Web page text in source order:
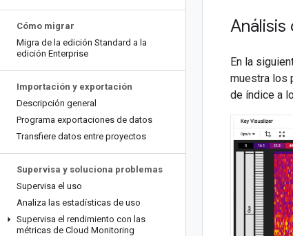
Cómo migrar
Migra de la edición Standard a la
edición Enterprise
Importación y exportación
Descripción general
Programa exportaciones de datos
Transfiere datos entre proyectos
Supervisa y soluciona problemas
Supervisa el uso
Analiza las estadísticas de uso
Supervisa el rendimiento con las
métricas de Cloud Monitoring
Análisis
En la
muestra los
de índice a